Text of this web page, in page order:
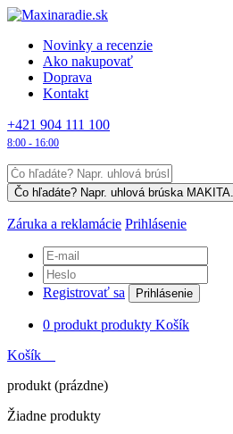
Novinky a recenzie
Ako nakupovať
Doprava
Kontakt
+421 904 111 100
8:00 - 16:00
Záruka a reklamácie Prihlásenie
Registrovať sa Prihlásenie
0 produkt produkty Košík
Košík
produkt (prázdne)
Žiadne produkty